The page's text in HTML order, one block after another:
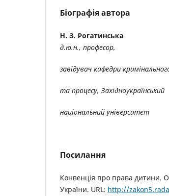
Біографія автора
Н. З. Рогатинська
д.ю.н., професор,
завідувач кафедри
та процесу, Західноукраїнський
національний університет
Посилання
Конвенція про права дитини.
України. URL: http://